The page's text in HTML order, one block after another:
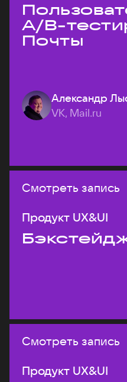
A/B-
Почты
Александр
VK, Mail.ru
Смотреть запись
Продукт UX&UI
Смотреть запись
Продукт UX&UI